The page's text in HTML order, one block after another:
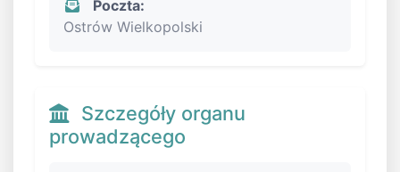
Poczta:
Ostrów Wielkopolski
Szczegóły organu
prowadzącego